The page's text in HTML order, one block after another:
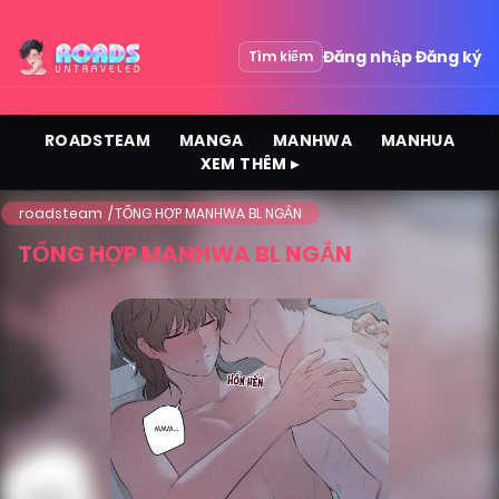
Tìm kiếm Đăng nhậpĐăng ký
ROADSTEAM MANGA MANHWA
MANHUA
XEM THÊM ▸
roadsteam TỔNG HỢP MANHWA BL NGẮN
TỔNG HỢP MANHWA BL NGẮN